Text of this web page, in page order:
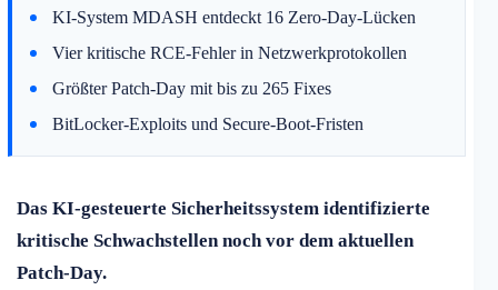
KI-System MDASH entdeckt 16 Zero-Day-Lücken
Vier kritische RCE-Fehler in Netzwerkprotokollen
Größter Patch-Day mit bis zu 265 Fixes
BitLocker-Exploits und Secure-Boot-Fristen
Das KI-gesteuerte Sicherheitssystem identifizierte
kritische Schwachstellen noch vor dem aktuellen
Patch-Day.